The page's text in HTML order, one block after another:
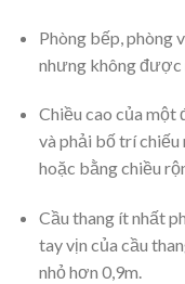
Phòng bếp, phòng
nhưng không được
Chiều cao của
và phải bố trí chiếu
hoặc bằng chiều
Cầu thang ít nhất
tay vịn của cầu
nhỏ hơn 0,9m.